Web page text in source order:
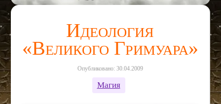
Идеология
«Великого Гримуара»
Опубликовано: 30.04.2009
Магия